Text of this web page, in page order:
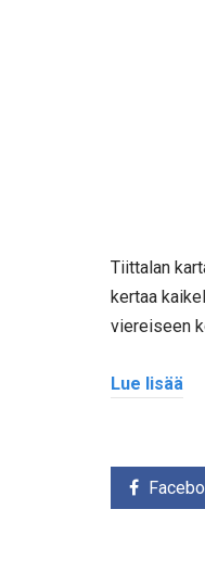
Tiittalan
kertaa
viereiseen
Lue lisää